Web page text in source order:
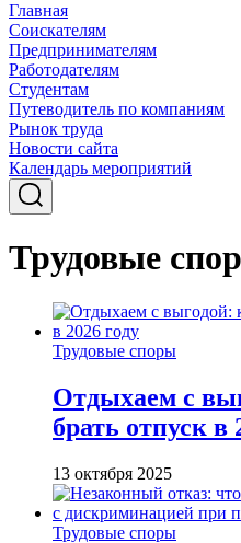
Главная
Соискателям
Предпринимателям
Работодателям
Студентам
Путеводитель по компаниям
Рынок труда
Новости сайта
Календарь мероприятий
Трудовые
Трудовые споры
Отдыхаем с
брать отпуск в
13 октября 2025
Трудовые споры